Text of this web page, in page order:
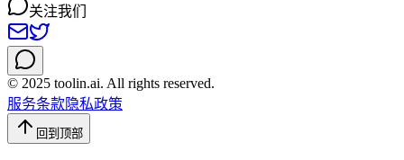
关注我们
© 2025 toolin.ai. All rights reserved.
服务条款隐私政策
回到顶部